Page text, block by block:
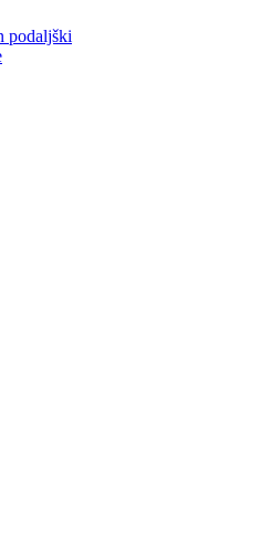
podaljški